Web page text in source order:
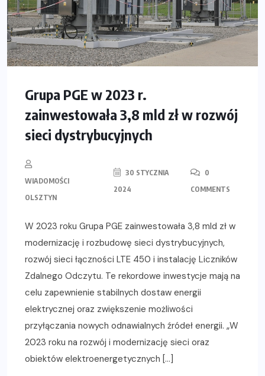
Grupa PGE w 2023 r.
zainwestowała 3,8 mld zł w rozwój
sieci dystrybucyjnych
WIADOMOŚCI
OLSZTYN
30 STYCZNIA
2024
0
COMMENTS
W 2023 roku Grupa PGE zainwestowała 3,8 mld zł w
modernizację i rozbudowę sieci dystrybucyjnych,
rozwój sieci łączności LTE 450 i instalację Liczników
Zdalnego Odczytu. Te rekordowe inwestycje mają na
celu zapewnienie stabilnych dostaw energii
elektrycznej oraz zwiększenie możliwości
przyłączania nowych odnawialnych źródeł energii. „W
2023 roku na rozwój i modernizację sieci oraz
obiektów elektroenergetycznych […]